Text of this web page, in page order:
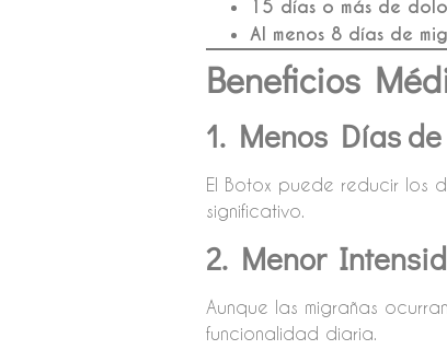
15 días o más de
Al menos 8 días de
Beneficios
1. Menos Días
El Botox puede reducir los
significativo.
2. Menor
Aunque las migrañas
funcionalidad diaria.